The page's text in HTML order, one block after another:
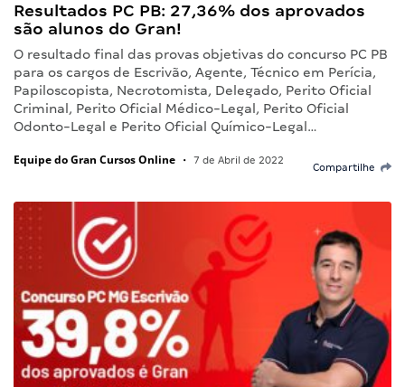
Resultados PC PB: 27,36% dos aprovados
são alunos do Gran!
O resultado final das provas objetivas do concurso PC PB
para os cargos de Escrivão, Agente, Técnico em Perícia,
Papiloscopista, Necrotomista, Delegado, Perito Oficial
Criminal, Perito Oficial Médico-Legal, Perito Oficial
Odonto-Legal e Perito Oficial Químico-Legal…
Equipe do Gran Cursos Online • 7 de Abril de 2022
Compartilhe